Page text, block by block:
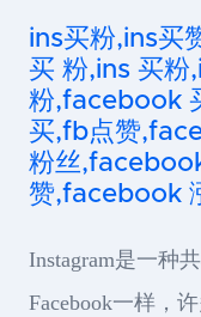
ins买粉,ins买
买 粉,ins 买粉
粉,facebook
买,fb点赞
粉丝
赞,facebook
Instagram是一种
Facebook一样，